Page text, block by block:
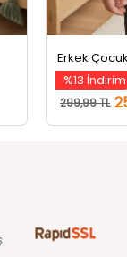
Erkek
%13 İndirim
299,99 TL